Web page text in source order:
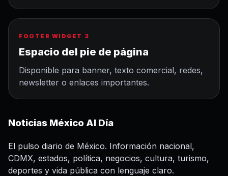
FOOTER WIDGET 3
Espacio del pie de página
Disponible para banner, texto comercial, redes,
newsletter o enlaces importantes.
Noticias México Al Día
El pulso diario de México. Información nacional,
CDMX, estados, política, negocios, cultura, turismo,
deportes y vida pública con lenguaje claro.